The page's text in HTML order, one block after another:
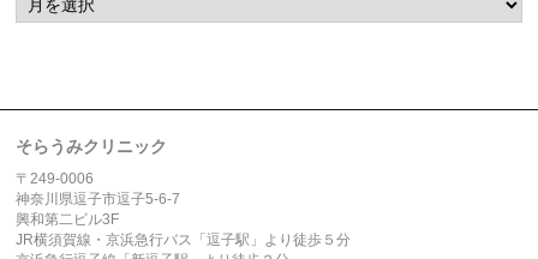
そらうみクリニック
〒249-0006
神奈川県逗子市逗子5-6-7
興和第二ビル3F
JR横須賀線・京浜急行バス「逗子駅」より徒歩５分